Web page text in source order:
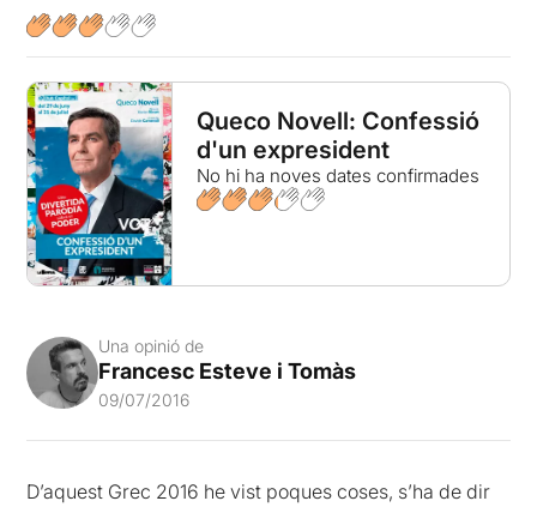
Queco Novell: Confessió
d'un expresident
No hi ha noves dates confirmades
Una opinió de
Francesc Esteve i Tomàs
09/07/2016
D’aquest Grec 2016 he vist poques coses, s’ha de dir